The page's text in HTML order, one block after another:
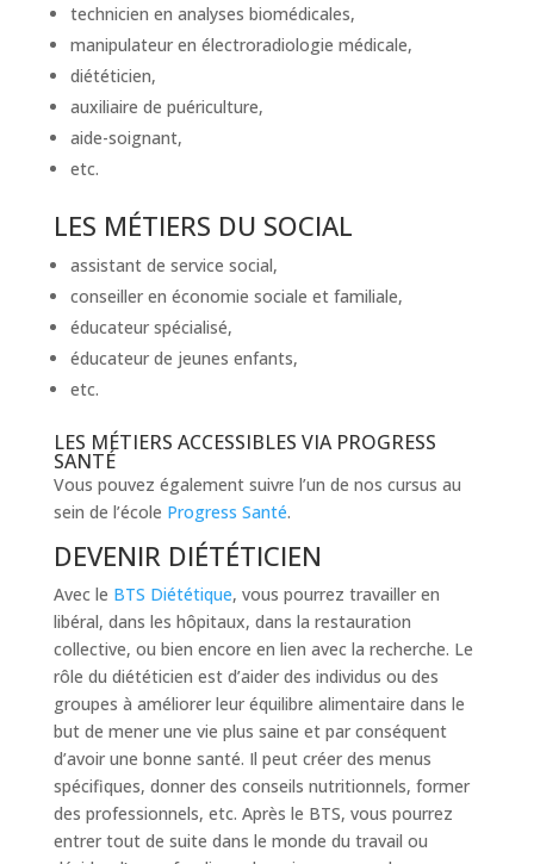
technicien en analyses biomédicales,
manipulateur en électroradiologie médicale,
diététicien,
auxiliaire de puériculture,
aide-soignant,
etc.
LES MÉTIERS DU SOCIAL
assistant de service social,
conseiller en économie sociale et familiale,
éducateur spécialisé,
éducateur de jeunes enfants,
etc.
LES MÉTIERS ACCESSIBLES VIA PROGRESS
SANTÉ
Vous pouvez également suivre l’un de nos cursus au
sein de l’école Progress Santé.
DEVENIR DIÉTÉTICIEN
Avec le BTS Diététique, vous pourrez travailler en
libéral, dans les hôpitaux, dans la restauration
collective, ou bien encore en lien avec la recherche. Le
rôle du diététicien est d’aider des individus ou des
groupes à améliorer leur équilibre alimentaire dans le
but de mener une vie plus saine et par conséquent
d’avoir une bonne santé. Il peut créer des menus
spécifiques, donner des conseils nutritionnels, former
des professionnels, etc. Après le BTS, vous pourrez
entrer tout de suite dans le monde du travail ou